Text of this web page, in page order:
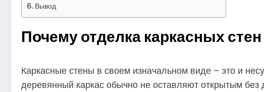
Вывод
Почему отделка каркасных
Каркасные стены в своем изначальном виде – это и
деревянный каркас обычно не оставляют открытым